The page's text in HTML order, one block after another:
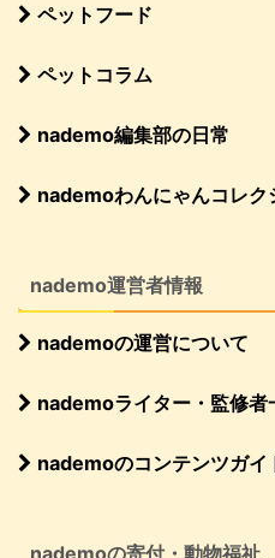
ペットフード
ペットコラム
nademo編集部の日常
nademoわんにゃんコレク
nademo運営者情報
nademoの運営について
nademoライター・監修者
nademoのコンテンツガイ
nademoの寄付・動物福祉